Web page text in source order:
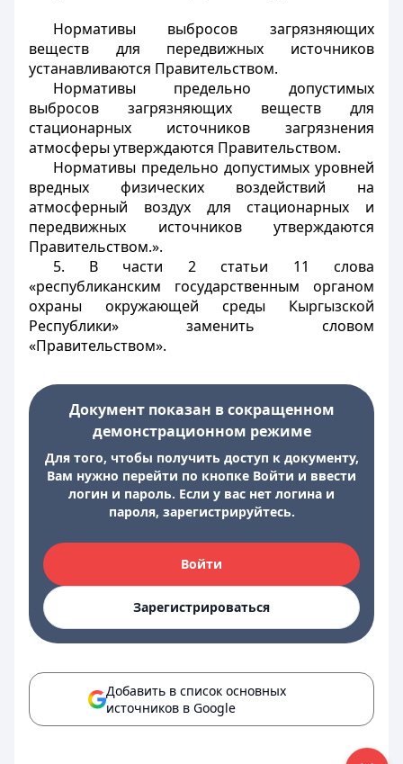
Нормативы выбросов загрязняющих
веществ для передвижных источников
устанавливаются Правительством.
Нормативы предельно допустимых
выбросов загрязняющих веществ для
стационарных источников загрязнения
атмосферы утверждаются Правительством.
Нормативы предельно допустимых уровней
вредных физических воздействий на
атмосферный воздух для стационарных и
передвижных источников утверждаются
Правительством.».
5. В части 2 статьи 11 слова
«республиканским государственным органом
охраны окружающей среды Кыргызской
Республики» заменить словом
«Правительством».
Документ показан в сокращенном
демонстрационном режиме
Для того, чтобы получить доступ к документу,
Вам нужно перейти по кнопке Войти и ввести
логин и пароль. Если у вас нет логина и
пароля, зарегистрируйтесь.
Войти
Зарегистрироваться
Добавить в список основных
источников в Google